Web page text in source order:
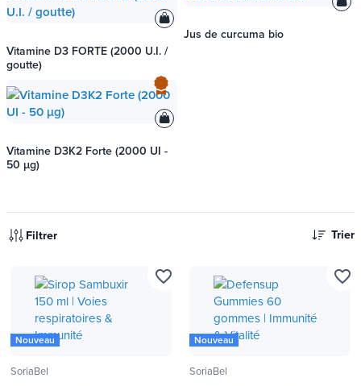
Vitamine D3 FORTE (2000 U.I. /
goutte)
Jus de curcuma bio
Vitamine D3K2 Forte (2000 UI -
50 µg)
Filtrer Trier
Nouveau
SoriaBel
favorite_border
Nouveau
SoriaBel
favorite_border